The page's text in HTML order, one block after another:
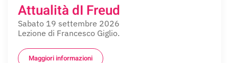
Attualità dI Freud
Sabato 19 settembre 2026
Lezione di Francesco Giglio.
Maggiori informazioni